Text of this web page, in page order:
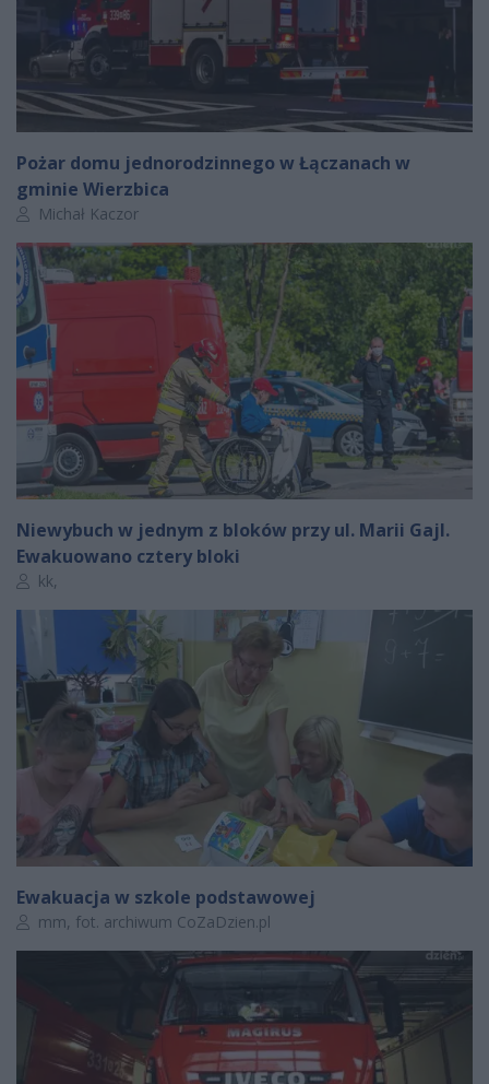
Pożar domu jednorodzinnego w Łączanach w
gminie Wierzbica
Autor artykułu:
Michał Kaczor
Niewybuch w jednym z bloków przy ul. Marii Gajl.
Ewakuowano cztery bloki
Autor artykułu:
kk,
Ewakuacja w szkole podstawowej
Autor artykułu:
mm, fot. archiwum CoZaDzien.pl